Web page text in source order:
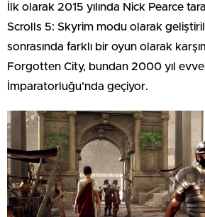
İlk olarak 2015 yılında Nick Pearce
Scrolls 5: Skyrim modu olarak
sonrasında farklı bir oyun olarak
Forgotten City, bundan 2000 yıl
İmparatorluğu’nda geçiyor.